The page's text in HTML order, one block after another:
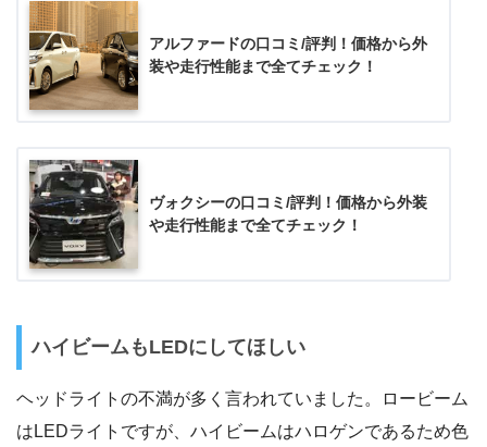
アルファードの口コミ/評判！価格から外
装や走行性能まで全てチェック！
ヴォクシーの口コミ/評判！価格から外装
や走行性能まで全てチェック！
ハイビームもLEDにしてほしい
ヘッドライトの不満が多く言われていました。ロービーム
はLEDライトですが、ハイビームはハロゲンであるため色